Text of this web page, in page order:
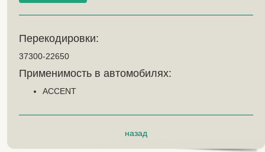
Перекодировки:
37300-22650
Применимость в автомобилях:
ACCENT
назад